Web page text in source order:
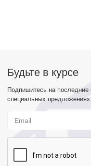
Будьте в курсе
Подпишитесь на последние
специальных